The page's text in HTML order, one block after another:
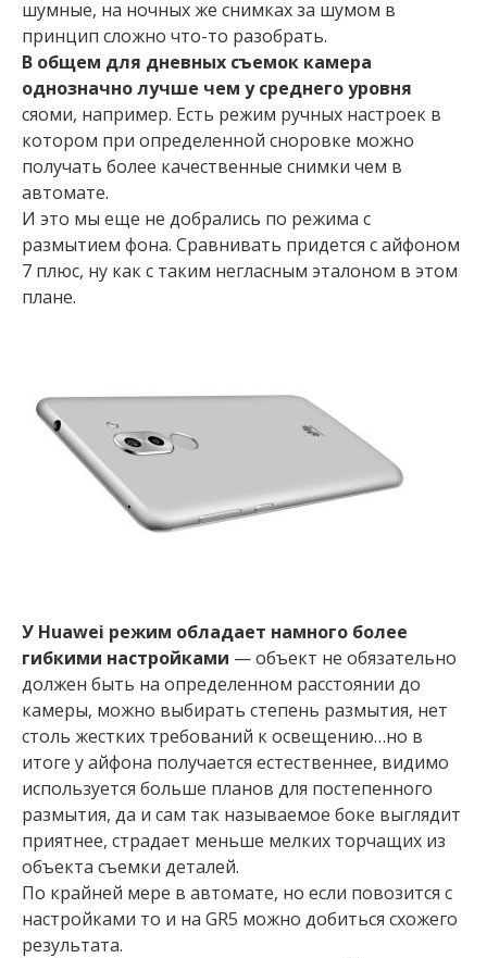
шумные, на ночных же снимках за шумом в
принцип сложно что-то разобрать.
В общем для дневных съемок камера
однозначно лучше чем у среднего уровня
сяоми, например. Есть режим ручных настроек в
котором при определенной сноровке можно
получать более качественные снимки чем в
автомате.
И это мы еще не добрались по режима с
размытием фона. Сравнивать придется с айфоном
7 плюс, ну как с таким негласным эталоном в этом
плане.
У Huawei режим обладает намного более
гибкими настройками — объект не обязательно
должен быть на определенном расстоянии до
камеры, можно выбирать степень размытия, нет
столь жестких требований к освещению…но в
итоге у айфона получается естественнее, видимо
используется больше планов для постепенного
размытия, да и сам так называемое боке выглядит
приятнее, страдает меньше мелких торчащих из
объекта съемки деталей.
По крайней мере в автомате, но если повозится с
настройками то и на GR5 можно добиться схожего
результата.